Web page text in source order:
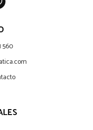
560